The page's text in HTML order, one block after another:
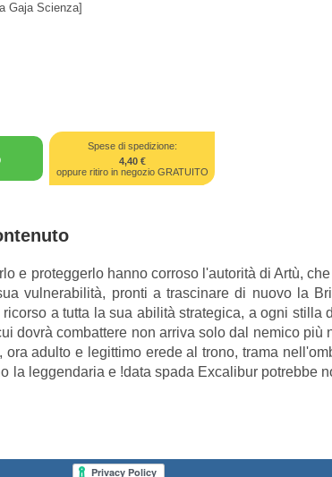
Gaja Scienza]
Spese di spedizione:
4,40 €
oppure ritiro in negozio GRATUITO
e proteggerlo hanno corroso l'autorità di Artù,
vulnerabilità, pronti a trascinare di nuovo la
a tutta la sua abilità strategica, a ogni stilla
dovrà combattere non arriva solo dal nemico più
adulto e legittimo erede al trono, trama
la leggendaria e !data spada Excalibur potrebbe